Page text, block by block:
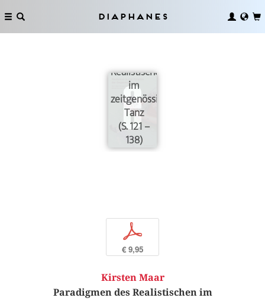
Diaphanes
Realistischen
im
zeitgenössischen
Tanz
(S. 121 –
138)
p
€ 9,95
Kirsten Maar
Paradigmen des Realistischen im